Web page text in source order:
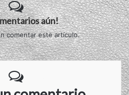
aún!
comentar este artículo.